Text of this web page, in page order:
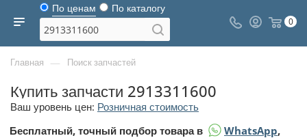
По ценам По каталогу
0
Главная — Поиск запчастей
Купить запчасти 2913311600
Ваш уровень цен: Розничная стоимость
Бесплатный, точный подбор товара в
WhatsApp,